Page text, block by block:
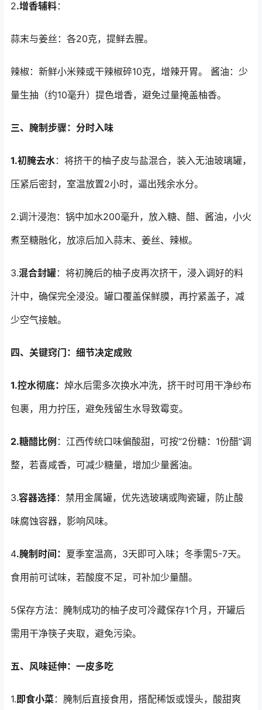
2.增香辅料：
蒜末与姜丝：各20克，提鲜去腥。
辣椒：新鲜小米辣或干辣椒碎10克，增辣开胃。 酱油：少
量生抽（约10毫升）提色增香，避免过量掩盖柚香。
三、腌制步骤：分时入味
1.初腌去水：将挤干的柚子皮与盐混合，装入无油玻璃罐，
压紧后密封，室温放置2小时，逼出残余水分。
2.调汁浸泡：锅中加水200毫升，放入糖、醋、酱油，小火
煮至糖融化，放凉后加入蒜末、姜丝、辣椒。
3.混合封罐：将初腌后的柚子皮再次挤干，浸入调好的料
汁中，确保完全浸没。罐口覆盖保鲜膜，再拧紧盖子，减
少空气接触。
四、关键窍门：细节决定成败
1.控水彻底： 焯水后需多次换水冲洗，挤干时可用干净纱布
包裹，用力拧压，避免残留生水导致霉变。
2.糖醋比例 ：江西传统口味偏酸甜，可按“2份糖：1份醋”调
整，若喜咸香，可减少糖量，增加少量酱油。
3.容器选择：禁用金属罐，优先选玻璃或陶瓷罐，防止酸
味腐蚀容器，影响风味。
4.腌制时间： 夏季室温高，3天即可入味；冬季需5-7天。
食用前可试味，若酸度不足，可补加少量醋。
5保存方法：腌制成功的柚子皮可冷藏保存1个月，开罐后
需用干净筷子夹取，避免污染。
五、风味延伸：一皮多吃
1.即食小菜：腌制后直接食用，搭配稀饭或馒头，酸甜爽